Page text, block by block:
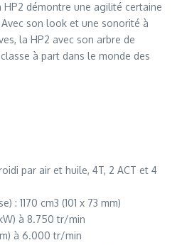
HP2 démontre une agilité certaine
son look et une sonorité à
la HP2 avec son arbre de
à part dans le monde des
par air et huile, 4T, 2 ACT et 4
: 1170 cm3 (101 x 73 mm)
à 8.750 tr/min
à 6.000 tr/min